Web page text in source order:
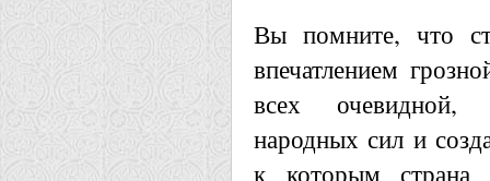
Вы помните, что
впечатлением
всех очевидной,
народных сил и
к которым страна